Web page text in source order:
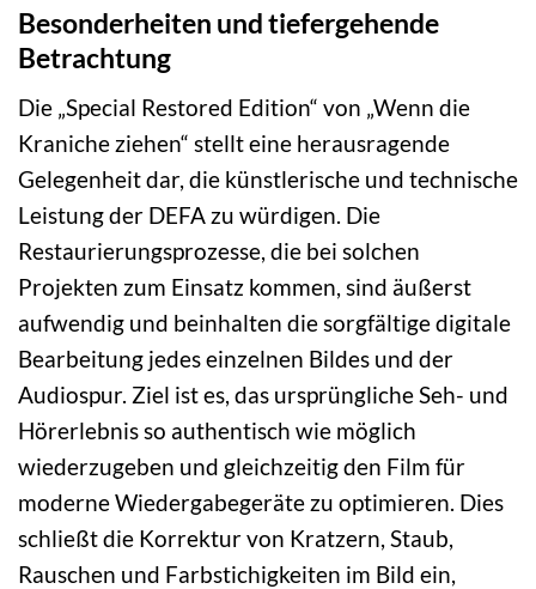
Besonderheiten und tiefergehende
Betrachtung
Die „Special Restored Edition“ von „Wenn die
Kraniche ziehen“ stellt eine herausragende
Gelegenheit dar, die künstlerische und technische
Leistung der DEFA zu würdigen. Die
Restaurierungsprozesse, die bei solchen
Projekten zum Einsatz kommen, sind äußerst
aufwendig und beinhalten die sorgfältige digitale
Bearbeitung jedes einzelnen Bildes und der
Audiospur. Ziel ist es, das ursprüngliche Seh- und
Hörerlebnis so authentisch wie möglich
wiederzugeben und gleichzeitig den Film für
moderne Wiedergabegeräte zu optimieren. Dies
schließt die Korrektur von Kratzern, Staub,
Rauschen und Farbstichigkeiten im Bild ein,